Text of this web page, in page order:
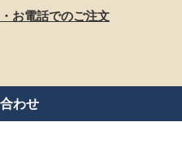
お電話でのご注文
わせ